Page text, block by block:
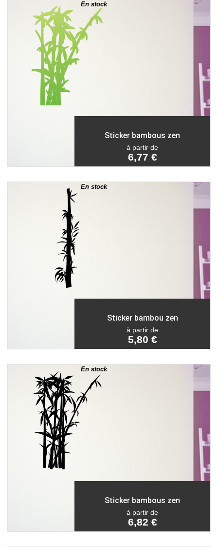
En stock
Sticker bambous zen
à partir de
6,77 €
En stock
Sticker bambou zen
à partir de
5,80 €
En stock
Sticker bambous zen
à partir de
6,82 €